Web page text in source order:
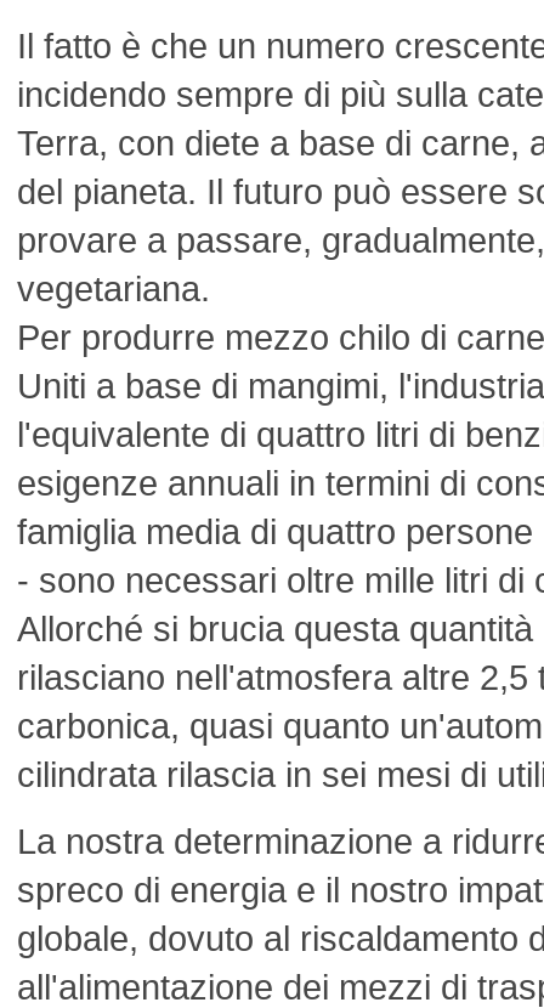
Il fatto è che un numero
incidendo sempre di più sulla
Terra, con diete a base di carne,
del pianeta. Il futuro può essere
provare a passare,
vegetariana.
Per produrre mezzo chilo di
Uniti a base di mangimi,
l'equivalente di quattro litri di
esigenze annuali in termini di
famiglia media di quattro
- sono necessari oltre mille litri di
Allorché si brucia questa
rilasciano nell'atmosfera altre 2,5
carbonica, quasi quanto
cilindrata rilascia in sei mesi di
La nostra determinazione a
spreco di energia e il nostro
globale, dovuto al riscaldamento
all'alimentazione dei mezzi di